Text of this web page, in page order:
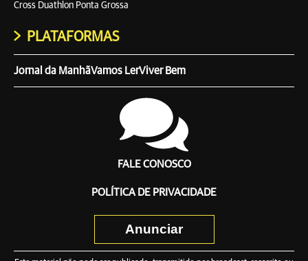
Cross Duathlon Ponta Grossa
PLATAFORMAS
Jornal da ManhãVamos LerViver Bem
FALE CONOSCO
POLÍTICA DE PRIVACIDADE
Anunciar